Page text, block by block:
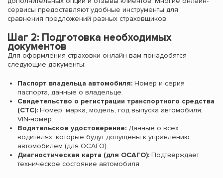
сервисы предоставляют удобные инструменты для
сравнения предложений разных страховщиков.
Шаг 2: Подготовка необходимых
документов
Для оформления страховки онлайн вам понадобятся
следующие документы:
Паспорт владельца автомобиля: Номер и серия
паспорта, данные о владельце.
Свидетельство о регистрации транспортного средства
(СТС): Номер, марка, модель, год выпуска автомобиля,
VIN-номер.
Водительское удостоверение: Данные о всех
водителях, которые будут допущены к управлению
автомобилем (для ОСАГО).
Диагностическая карта (для ОСАГО): Подтверждает
техническое состояние автомобиля.